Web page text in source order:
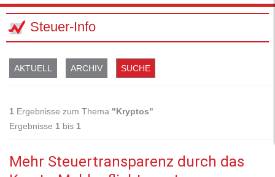
Steuer-Info
AKTUELL ARCHIV SUCHE
1 Ergebnisse zum Thema "Kryptos"
Ergebnisse 1 bis 1
Mehr Steuertransparenz durch das